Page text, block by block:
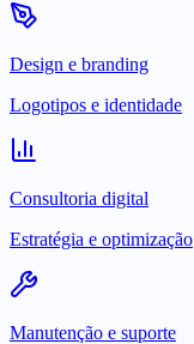
Design e branding
Logotipos e identidade
Consultoria digital
Estratégia e optimização
Manutenção e suporte